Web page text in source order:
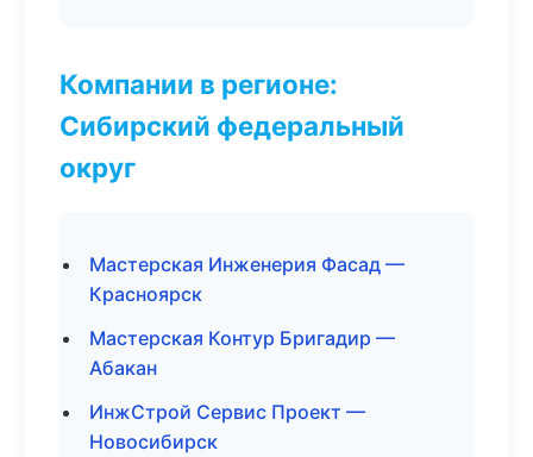
Компании в регионе:
Сибирский федеральный
округ
Мастерская Инженерия Фасад —
Красноярск
Мастерская Контур Бригадир —
Абакан
ИнжСтрой Сервис Проект —
Новосибирск